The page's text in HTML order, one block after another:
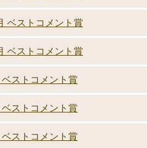
ベストコメント賞
ベストコメント賞
ストコメント賞
ストコメント賞
ストコメント賞